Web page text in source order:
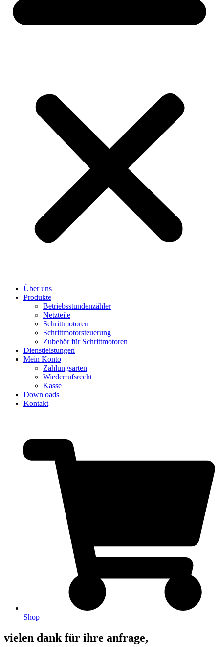
Über uns
Produkte
Betriebsstundenzähler
Netzteile
Schrittmotoren
Schrittmotorsteuerung
Zubehör für Schrittmotoren
Dienstleistungen
Mein Konto
Zahlungsarten
Wiederrufsrecht
Kasse
Downloads
Kontakt
Shop
vielen dank für ihre anfrage,